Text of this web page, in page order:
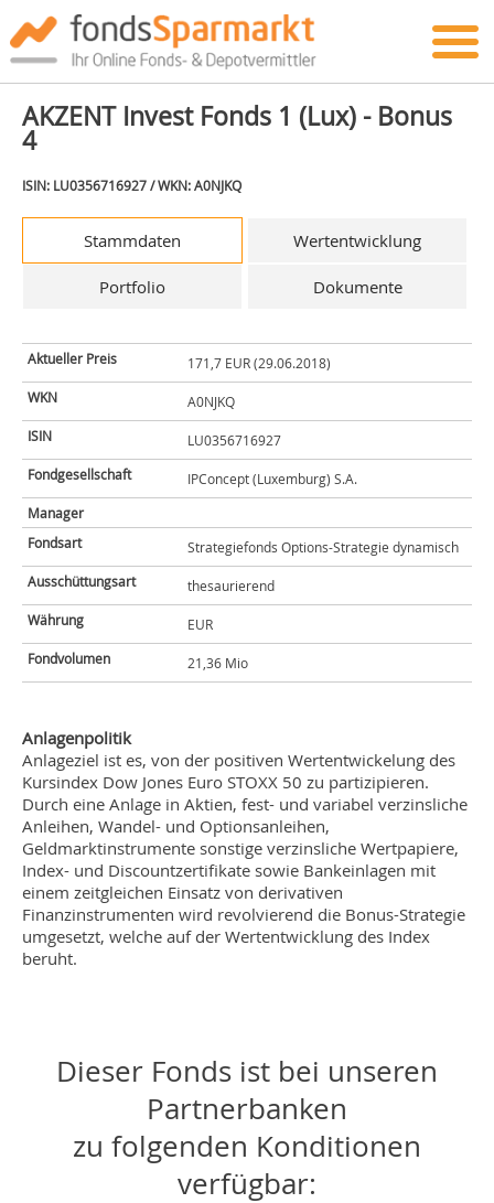
AKZENT Invest Fonds 1 (Lux) - Bonus
4
ISIN: LU0356716927 / WKN: A0NJKQ
Stammdaten Wertentwicklung
Portfolio Dokumente
Aktueller Preis
171,7 EUR (29.06.2018)
WKN
A0NJKQ
ISIN
LU0356716927
Fondgesellschaft
IPConcept (Luxemburg) S.A.
Manager
Fondsart
Strategiefonds Options-Strategie dynamisch
Ausschüttungsart
thesaurierend
Währung
EUR
Fondvolumen
21,36 Mio
Anlagenpolitik
Anlageziel ist es, von der positiven Wertentwickelung des
Kursindex Dow Jones Euro STOXX 50 zu partizipieren.
Durch eine Anlage in Aktien, fest- und variabel verzinsliche
Anleihen, Wandel- und Optionsanleihen,
Geldmarktinstrumente sonstige verzinsliche Wertpapiere,
Index- und Discountzertifikate sowie Bankeinlagen mit
einem zeitgleichen Einsatz von derivativen
Finanzinstrumenten wird revolvierend die Bonus-Strategie
umgesetzt, welche auf der Wertentwicklung des Index
beruht.
Dieser Fonds ist bei unseren
Partnerbanken
zu folgenden Konditionen
verfügbar: